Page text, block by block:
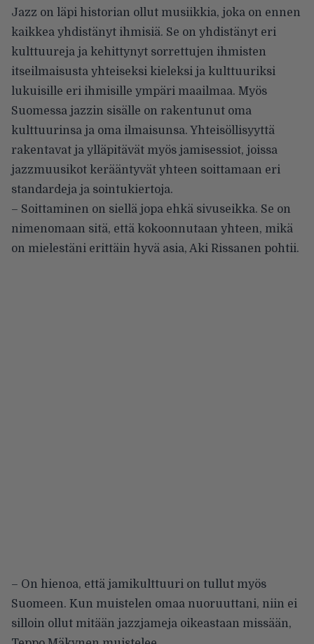
Jazz on läpi historian ollut musiikkia, joka on ennen
kaikkea yhdistänyt ihmisiä. Se on yhdistänyt eri
kulttuureja ja kehittynyt sorrettujen ihmisten
itseilmaisusta yhteiseksi kieleksi ja kulttuuriksi
lukuisille eri ihmisille ympäri maailmaa. Myös
Suomessa jazzin sisälle on rakentunut oma
kulttuurinsa ja oma ilmaisunsa. Yhteisöllisyyttä
rakentavat ja ylläpitävät myös jamisessiot, joissa
jazzmuusikot kerääntyvät yhteen soittamaan eri
standardeja ja sointukiertoja.
– Soittaminen on siellä jopa ehkä sivuseikka. Se on
nimenomaan sitä, että kokoonnutaan yhteen, mikä
on mielestäni erittäin hyvä asia, Aki Rissanen pohtii.
– On hienoa, että jamikulttuuri on tullut myös
Suomeen. Kun muistelen omaa nuoruuttani, niin ei
silloin ollut mitään jazzjameja oikeastaan missään,